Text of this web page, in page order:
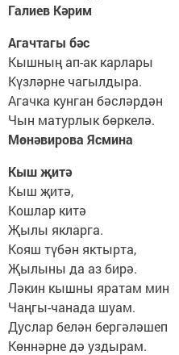
Галиев Кәрим
Агачтагы бәс
Кышның ап-ак карлары
Күзләрне чагылдыра.
Агачка кунган бәсләрдән
Чын матурлык бөркелә.
Мөнәвирова Ясмина
Кыш җитә
Кыш җитә,
Кошлар китә
Җылы якларга.
Кояш түбән яктырта,
Җылыны да аз бирә.
Ләкин кышны яратам мин
Чаңгы-чанада шуам.
Дуслар белән бергәләшеп
Көннәрне дә уздырам.